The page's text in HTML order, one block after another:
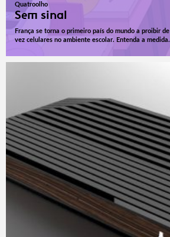
Quatroolho
Sem sinal
França se torna o primeiro país do mundo a proibir de
vez celulares no ambiente escolar. Entenda a medida.